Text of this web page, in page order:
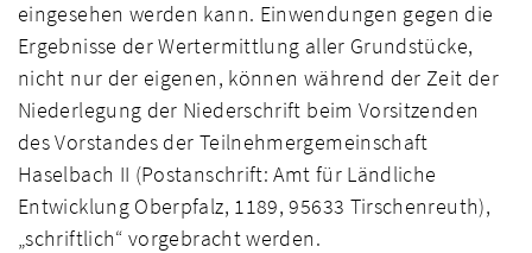
eingesehen werden kann. Einwendungen gegen die
Ergebnisse der Wertermittlung aller Grundstücke,
nicht nur der eigenen, können während der Zeit der
Niederlegung der Niederschrift beim Vorsitzenden
des Vorstandes der Teilnehmergemeinschaft
Haselbach II (Postanschrift: Amt für Ländliche
Entwicklung Oberpfalz, 1189, 95633 Tirschenreuth),
„schriftlich“ vorgebracht werden.